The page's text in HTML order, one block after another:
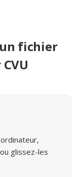
fichier
glissez-les